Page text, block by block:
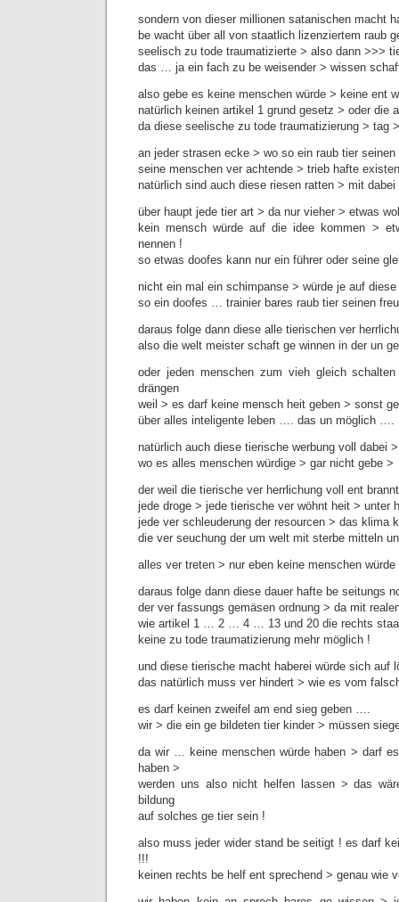
sondern von dieser millionen satanischen macht
be wacht über all von staatlich lizenziertem raub
seelisch zu tode traumatizierte > also dann >>>
das … ja ein fach zu be weisender > wissen
also gebe es keine menschen würde > keine ent
natürlich keinen artikel 1 grund gesetz > oder die
da diese seelische zu tode traumatizierung > tag
an jeder strasen ecke > wo so ein raub tier seinen
seine menschen ver achtende > trieb hafte
natürlich sind auch diese riesen ratten > mit dabei
über haupt jede tier art > da nur vieher > etwas
kein mensch würde auf die idee kommen >
nennen !
so etwas doofes kann nur ein führer oder seine
nicht ein mal ein schimpanse > würde je auf
so ein doofes … trainier bares raub tier seinen
daraus folge dann diese alle tierischen ver
also die welt meister schaft ge winnen in der un
oder jeden menschen zum vieh gleich
drängen
weil > es darf keine mensch heit geben > sonst
über alles inteligente leben …. das un möglich ….
natürlich auch diese tierische werbung voll dabei >
wo es alles menschen würdige > gar nicht gebe >
der weil die tierische ver herrlichung voll ent
jede droge > jede tierische ver wöhnt heit > unter
jede ver schleuderung der resourcen > das klima
die ver seuchung der um welt mit sterbe mitteln
alles ver treten > nur eben keine menschen
daraus folge dann diese dauer hafte be seitungs
der ver fassungs gemäsen ordnung > da mit
wie artikel 1 … 2 … 4 … 13 und 20 die rechts
keine zu tode traumatizierung mehr möglich !
und diese tierische macht haberei würde sich auf
das natürlich muss ver hindert > wie es vom
es darf keinen zweifel am end sieg geben ….
wir > die ein ge bildeten tier kinder > müssen
da wir … keine menschen würde haben > darf
haben >
werden uns also nicht helfen lassen > das
bildung
auf solches ge tier sein !
also muss jeder wider stand be seitigt ! es darf
!!!
keinen rechts be helf ent sprechend > genau wie